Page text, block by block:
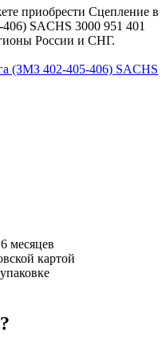
приобрести Сцепление в
SACHS 3000 951 401
России и СНГ.
месяцев
картой